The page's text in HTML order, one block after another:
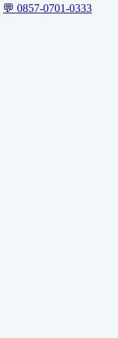
💬 0857-0701-0333